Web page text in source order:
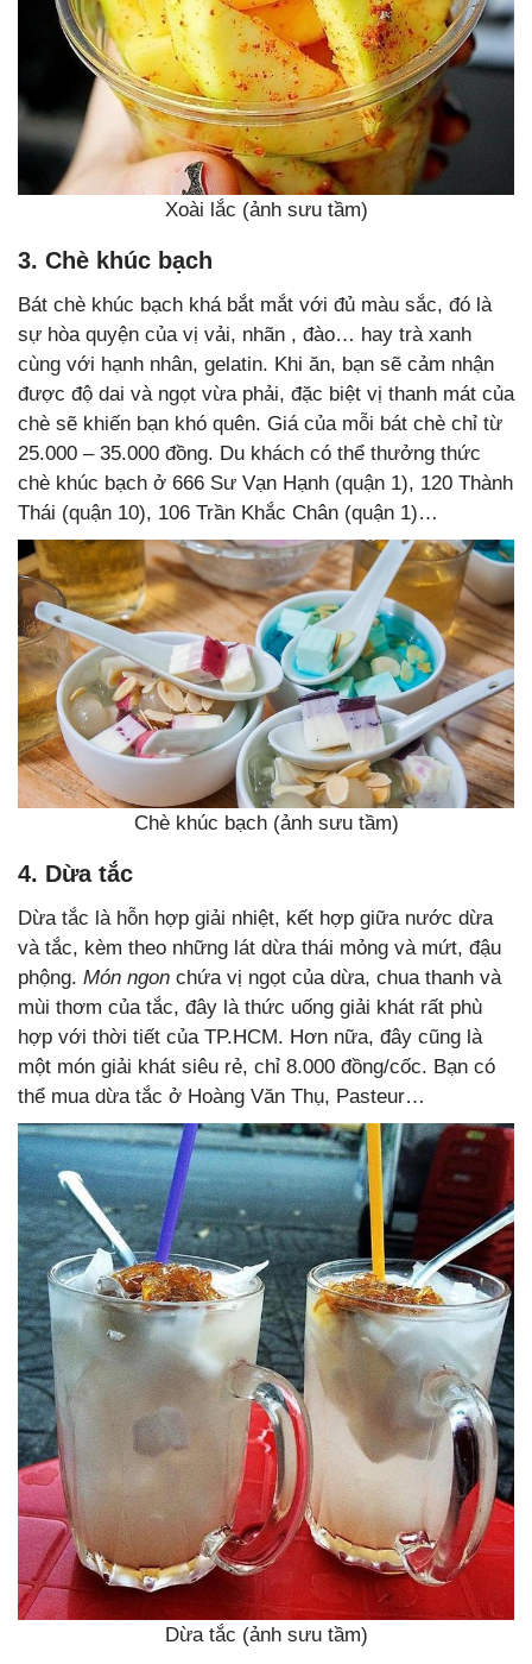
Xoài lắc (ảnh sưu tầm)
3. Chè khúc bạch
Bát chè khúc bạch khá bắt mắt với đủ màu sắc, đó là
sự hòa quyện của vị vải, nhãn , đào… hay trà xanh
cùng với hạnh nhân, gelatin. Khi ăn, bạn sẽ cảm nhận
được độ dai và ngọt vừa phải, đặc biệt vị thanh mát của
chè sẽ khiến bạn khó quên. Giá của mỗi bát chè chỉ từ
25.000 – 35.000 đồng. Du khách có thể thưởng thức
chè khúc bạch ở 666 Sư Vạn Hạnh (quận 1), 120 Thành
Thái (quận 10), 106 Trần Khắc Chân (quận 1)…
Chè khúc bạch (ảnh sưu tầm)
4. Dừa tắc
Dừa tắc là hỗn hợp giải nhiệt, kết hợp giữa nước dừa
và tắc, kèm theo những lát dừa thái mỏng và mứt, đậu
phộng. Món ngon chứa vị ngọt của dừa, chua thanh và
mùi thơm của tắc, đây là thức uống giải khát rất phù
hợp với thời tiết của TP.HCM. Hơn nữa, đây cũng là
một món giải khát siêu rẻ, chỉ 8.000 đồng/cốc. Bạn có
thể mua dừa tắc ở Hoàng Văn Thụ, Pasteur…
Dừa tắc (ảnh sưu tầm)